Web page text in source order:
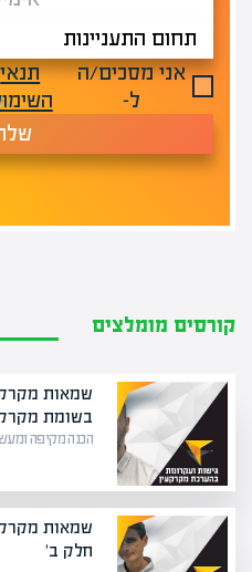
אני מסכים/ה
ל-
תנאי
קורסים מומלצים
שמאות
בשומת מקרקעין
הכנה מקיפה
שמאות
חלק ב'